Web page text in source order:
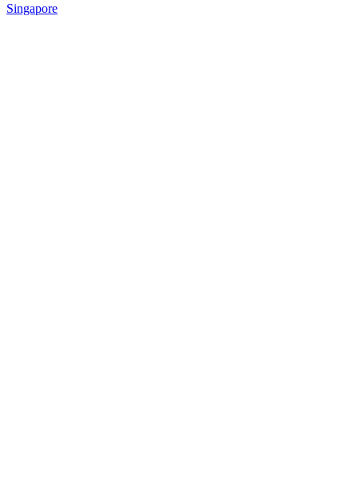
Singapore